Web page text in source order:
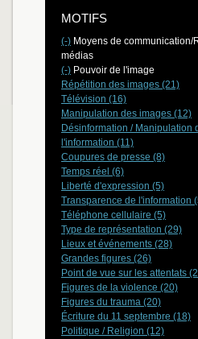
MOTIFS
(-) Moyens de communication/
médias
(-) Pouvoir de l'image
Répétition des images (21)
Télévision (16)
Manipulation des images (12)
Désinformation / Manipulation
l'information (11)
Coupures de presse (8)
Temps réel (6)
Liberté d'expression (5)
Transparence de l'information
Téléphone cellulaire (5)
Type de représentation (29)
Lieux et événements (28)
Grandes figures (26)
Point de vue sur les attentats
Figures de la violence (20)
Figures du trauma (20)
Écriture du 11 septembre (18)
Politique / Religion (12)